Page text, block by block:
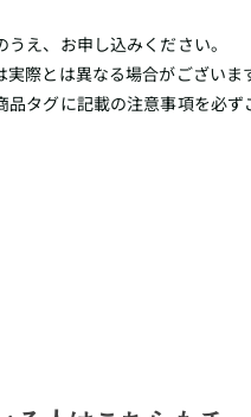
え、お申し込みください。
際とは異なる場合がございま
タグに記載の注意事項を必ず